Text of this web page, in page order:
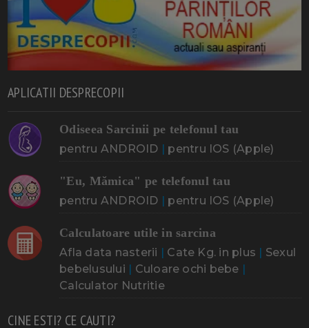
APLICATII DESPRECOPII
Odiseea Sarcinii pe telefonul tau
pentru ANDROID | pentru IOS (Apple)
"Eu, Mămica" pe telefonul tau
pentru ANDROID | pentru IOS (Apple)
Calculatoare utile in sarcina
Afla data nasterii | Cate Kg. in plus | Sexul
bebelusului | Culoare ochi bebe |
Calculator Nutritie
CINE ESTI? CE CAUTI?